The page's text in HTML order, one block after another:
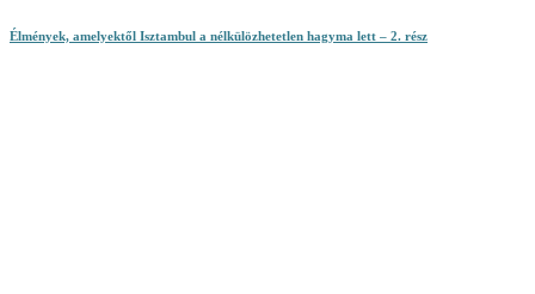
Élmények, amelyektől Isztambul a nélkülözhetetlen hagyma lett – 2. rész